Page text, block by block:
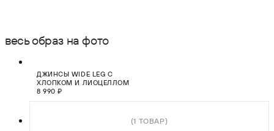
весь образ на фото
ДЖИНСЫ WIDE LEG С
ХЛОПКОМ И ЛИОЦЕЛЛОМ
8 990 ₽
(1 ТОВАР)